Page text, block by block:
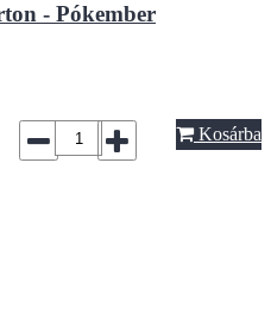
- Pókember
Kosárba